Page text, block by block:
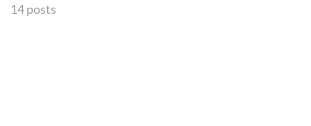
14 posts